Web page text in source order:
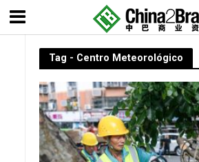
Tag - Centro Meteorológico